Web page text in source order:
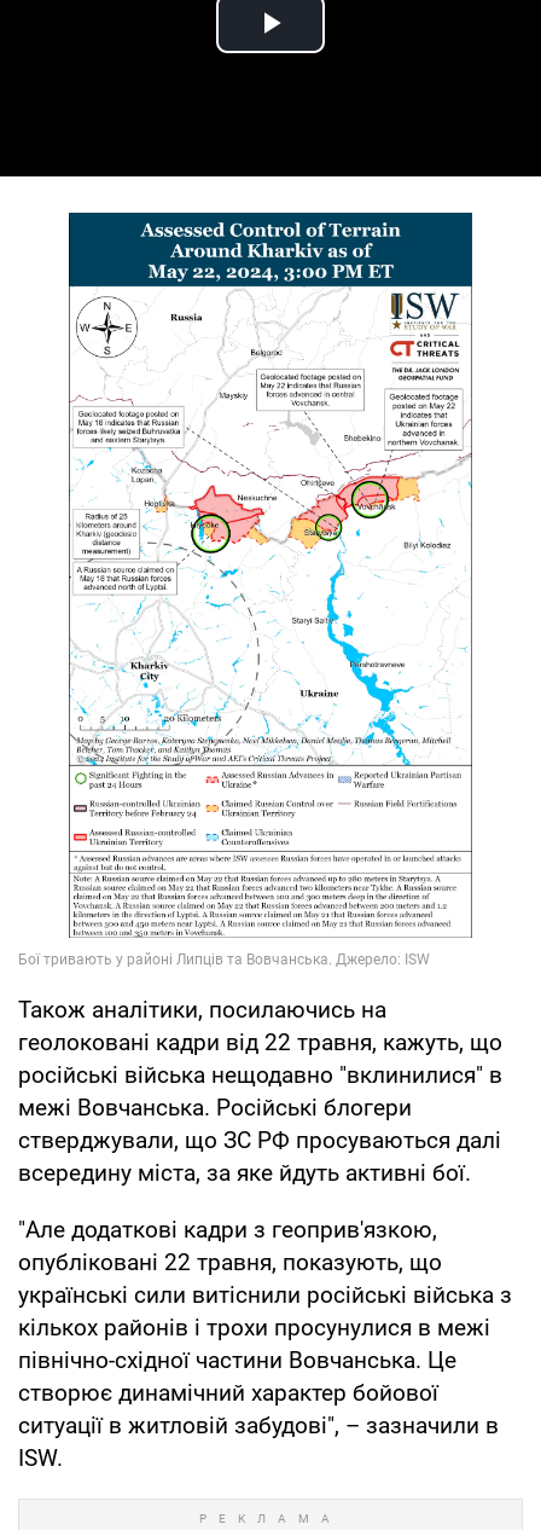
Play Video
Також аналітики, посилаючись на
геолоковані кадри від 22 травня, кажуть, що
російські війська нещодавно "вклинилися" в
межі Вовчанська. Російські блогери
стверджували, що ЗС РФ просуваються далі
всередину міста, за яке йдуть активні бої.
"Але додаткові кадри з геоприв'язкою,
опубліковані 22 травня, показують, що
українські сили витіснили російські війська з
кількох районів і трохи просунулися в межі
північно-східної частини Вовчанська. Це
створює динамічний характер бойової
ситуації в житловій забудові", – зазначили в
ISW.